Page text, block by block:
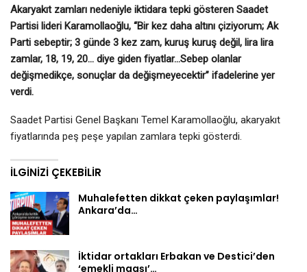
Akaryakıt zamları nedeniyle iktidara tepki gösteren Saadet
Partisi lideri Karamollaoğlu, “Bir kez daha altını çiziyorum; Ak
Parti sebeptir; 3 günde 3 kez zam, kuruş kuruş değil, lira lira
zamlar, 18, 19, 20… diye giden fiyatlar…Sebep olanlar
değişmedikçe, sonuçlar da değişmeyecektir” ifadelerine yer
verdi.
Saadet Partisi Genel Başkanı Temel Karamollaoğlu, akaryakıt
fiyatlarında peş peşe yapılan zamlara tepki gösterdi.
İLGINIZI ÇEKEBILIR
Muhalefetten dikkat çeken paylaşımlar!
Ankara’da…
İktidar ortakları Erbakan ve Destici’den
‘emekli maaşı’…